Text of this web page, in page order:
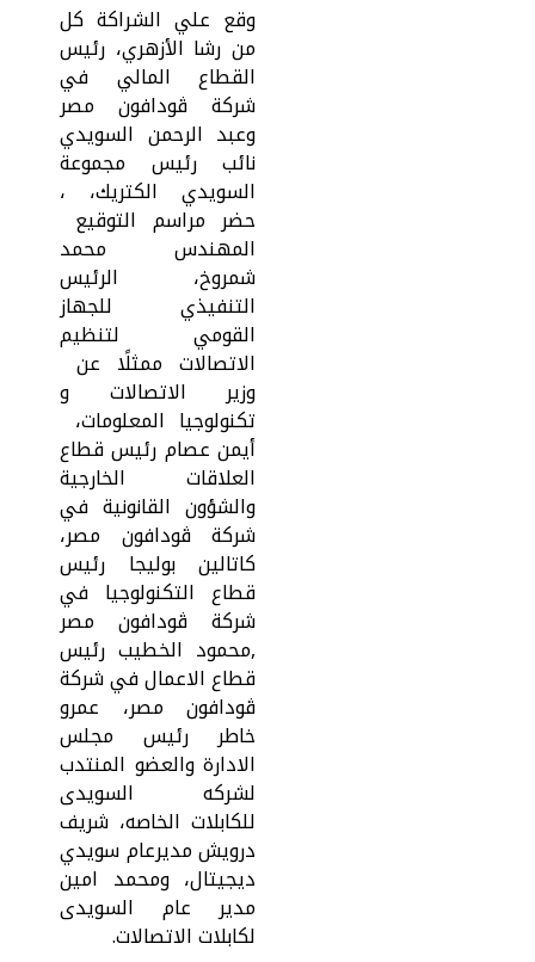
وقع علي الشراكة كل
من رشا الأزهري، رئيس
القطاع المالي في
شركة ڤودافون مصر
وعبد الرحمن السويدي
نائب رئيس مجموعة
السويدي الكتريك، ،
حضر مراسم التوقيع
المهندس محمد
شمروخ، الرئيس
التنفيذي للجهاز
القومي لتنظيم
الاتصالات ممثلًا عن
وزير الاتصالات و
تكنولوجيا المعلومات،
أيمن عصام رئيس قطاع
العلاقات الخارجية
والشؤون القانونية في
شركة ڤودافون مصر،
كاتالين بوليجا رئيس
قطاع التكنولوجيا في
شركة ڤودافون مصر
,محمود الخطيب رئيس
قطاع الاعمال في شركة
ڤودافون مصر، عمرو
خاطر رئيس مجلس
الادارة والعضو المنتدب
لشركه السويدى
للكابلات الخاصه، شريف
درويش مديرعام سويدي
ديجيتال، ومحمد امين
مدير عام السويدى
لكابلات الاتصالات.